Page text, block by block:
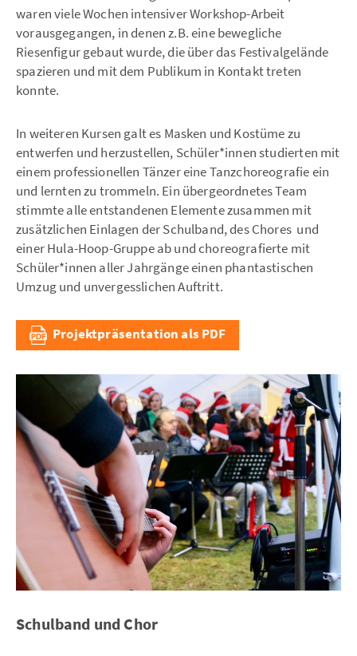
waren viele Wochen intensiver Workshop-Arbeit
vorausgegangen, in denen z.B. eine bewegliche
Riesenfigur gebaut wurde, die über das Festivalgelände
spazieren und mit dem Publikum in Kontakt treten
konnte.
In weiteren Kursen galt es Masken und Kostüme zu
entwerfen und herzustellen, Schüler*innen studierten mit
einem professionellen Tänzer eine Tanzchoreografie ein
und lernten zu trommeln. Ein übergeordnetes Team
stimmte alle entstandenen Elemente zusammen mit
zusätzlichen Einlagen der Schulband, des Chores und
einer Hula-Hoop-Gruppe ab und choreografierte mit
Schüler*innen aller Jahrgänge einen phantastischen
Umzug und unvergesslichen Auftritt.
Projektpräsentation als PDF
Schulband und Chor